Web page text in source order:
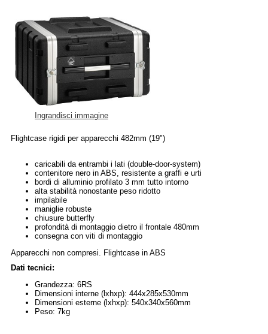
Ingrandisci immagine
Flightcase rigidi per apparecchi 482mm (19")
caricabili da entrambi i lati (double-door-system)
contenitore nero in ABS, resistente a graffi e urti
bordi di alluminio profilato 3 mm tutto intorno
alta stabilità nonostante peso ridotto
impilabile
maniglie robuste
chiusure butterfly
profondità di montaggio dietro il frontale 480mm
consegna con viti di montaggio
Apparecchi non compresi. Flightcase in ABS
Dati tecnici:
Grandezza: 6RS
Dimensioni interne (lxhxp): 444x285x530mm
Dimensioni esterne (lxhxp): 540x340x560mm
Peso: 7kg